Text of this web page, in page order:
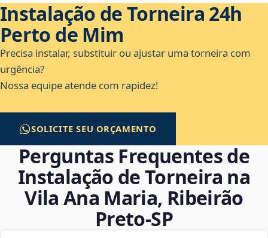
Instalação de Torneira 24h
Perto de Mim
Precisa instalar, substituir ou ajustar uma torneira com
urgência?
Nossa equipe atende com rapidez!
SOLICITE SEU ORÇAMENTO
Perguntas Frequentes de
Instalação de Torneira na
Vila Ana Maria, Ribeirão
Preto‑SP